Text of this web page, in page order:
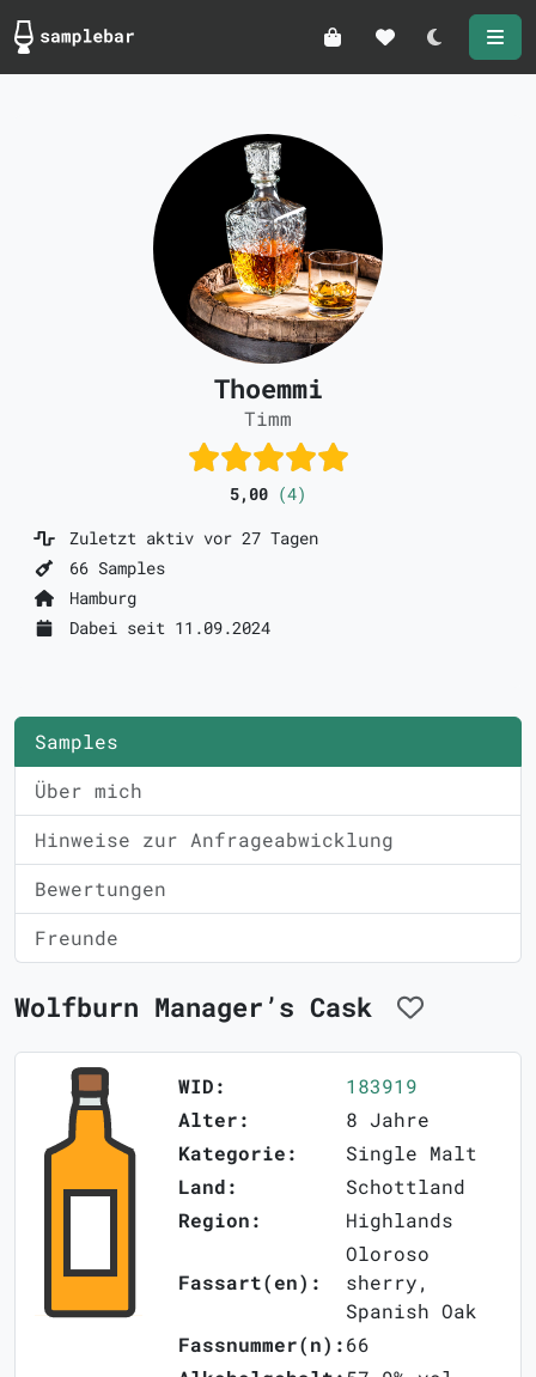
Darkmode
Thoemmi
Timm
5,00 (4)
Zuletzt aktiv vor 27 Tagen
66 Samples
Hamburg
Dabei seit 11.09.2024
Samples
Über mich
Hinweise zur Anfrageabwicklung
Bewertungen
Freunde
Wolfburn Manager’s Cask
WID:
183919
Alter:
8 Jahre
Kategorie:
Single Malt
Land:
Schottland
Region:
Highlands
Fassart(en):
Oloroso
sherry,
Spanish Oak
Fassnummer(n):66